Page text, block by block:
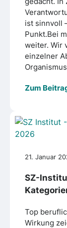
ist sinnvoll
Punkt.Bei
weiter. Wir
einzelner
Zum
21. Januar
SZ-
Top
Wirkung